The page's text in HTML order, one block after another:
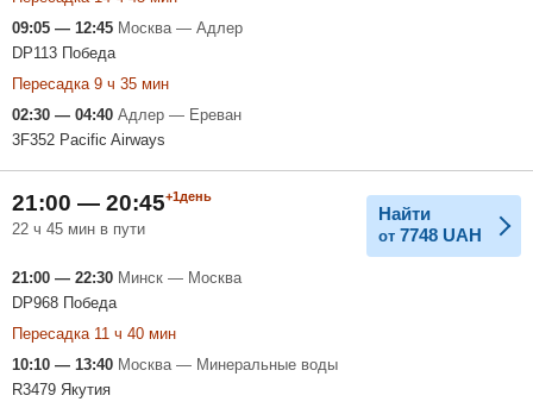
09:05 — 12:45 Москва — Адлер
DP113 Победа
Пересадка 9 ч 35 мин
02:30 — 04:40 Адлер — Ереван
3F352 Pacific Airways
21:00 — 20:45+1день
22 ч 45 мин в пути
Найти
от 7748 UAH
21:00 — 22:30 Минск — Москва
DP968 Победа
Пересадка 11 ч 40 мин
10:10 — 13:40 Москва — Минеральные воды
R3479 Якутия